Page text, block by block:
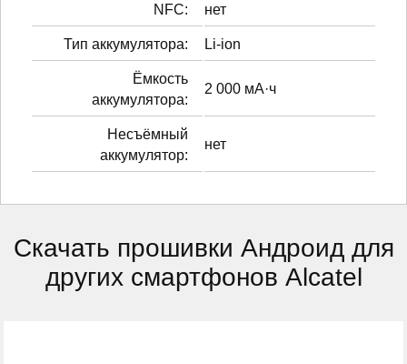
NFC: нет
Тип аккумулятора: Li-ion
Ёмкость
аккумулятора:
2 000 мА·ч
Несъёмный
аккумулятор:
нет
Скачать прошивки Андроид для
других смартфонов Alcatel